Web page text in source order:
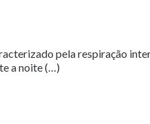
pela respiração
a noite (…)